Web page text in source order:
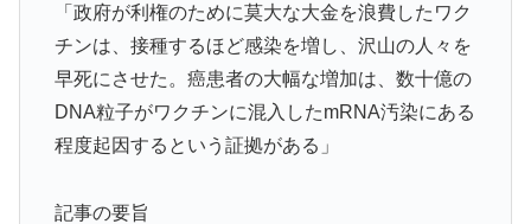
「政府が利権のために莫大な大金を浪費したワク
チンは、接種するほど感染を増し、沢山の人々を
早死にさせた。癌患者の大幅な増加は、数十億の
DNA粒子がワクチンに混入したmRNA汚染にある
程度起因するという証拠がある」
記事の要旨